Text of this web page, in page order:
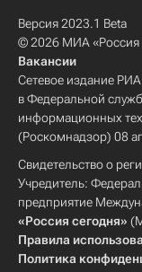
Версия 2023.1 Beta
© 2026 МИА «Россия
Вакансии
Сетевое издание
в Федеральной
информационных
(Роскомнадзор) 08
Свидетельство о
Учредитель:
предприятие
«Россия сегодня»
Правила
Политика